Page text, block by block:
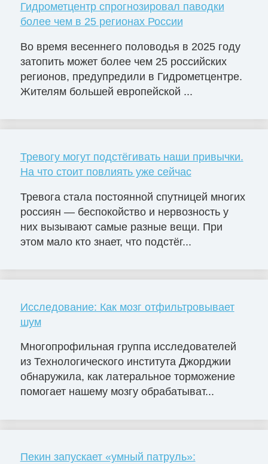
Гидрометцентр спрогнозировал паводки
более чем в 25 регионах России
Во время весеннего половодья в 2025 году
затопить может более чем 25 российских
регионов, предупредили в Гидрометцентре.
Жителям большей европейской ...
Тревогу могут подстёгивать наши привычки.
На что стоит повлиять уже сейчас
Тревога стала постоянной спутницей многих
россиян — беспокойство и нервозность у
них вызывают самые разные вещи. При
этом мало кто знает, что подстёг...
Исследование: Как мозг отфильтровывает
шум
Многопрофильная группа исследователей
из Технологического института Джорджии
обнаружила, как латеральное торможение
помогает нашему мозгу обрабатыват...
Пекин запускает «умный патруль»: